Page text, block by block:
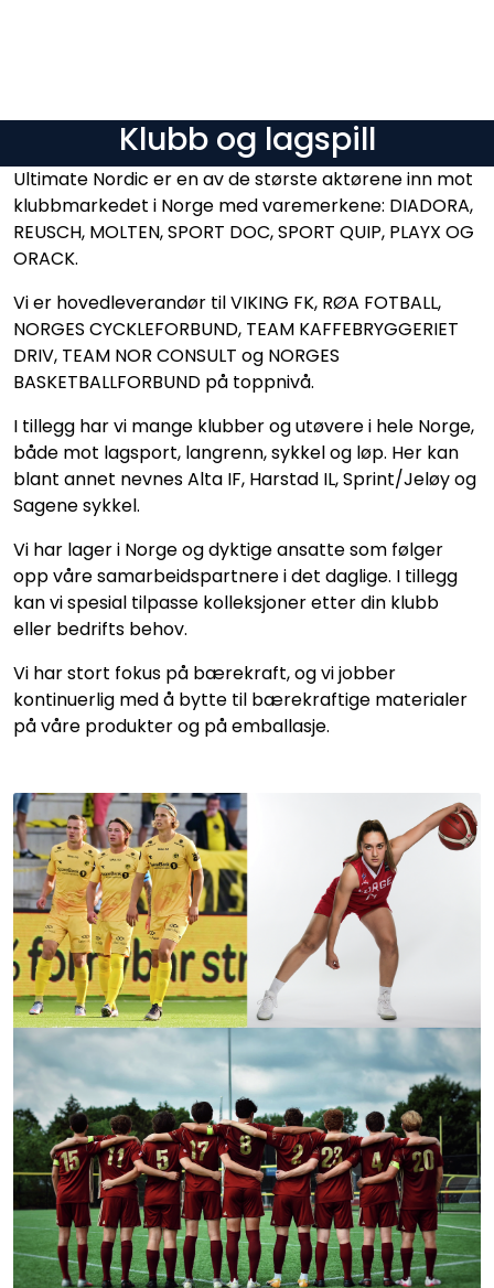
Klubb og lagspill
Ultimate Nordic er en av de største aktørene inn mot
klubbmarkedet i Norge med varemerkene: DIADORA,
REUSCH, MOLTEN, SPORT DOC, SPORT QUIP, PLAYX OG
ORACK.
​Vi er hovedleverandør til VIKING FK, RØA FOTBALL,
NORGES CYCKLEFORBUND, TEAM KAFFEBRYGGERIET
DRIV, TEAM NOR CONSULT og NORGES
BASKETBALLFORBUND på toppnivå.
I tillegg har vi mange klubber og utøvere i hele Norge,
både mot lagsport, langrenn, sykkel og løp. Her kan
blant annet nevnes Alta IF, Harstad IL, Sprint/Jeløy og
Sagene sykkel.
​Vi har lager i Norge og dyktige ansatte som følger
opp våre samarbeidspartnere i det daglige.​ I tillegg
kan vi spesial tilpasse kolleksjoner etter din klubb
eller bedrifts behov.
Vi har stort fokus på bærekraft, og vi jobber
kontinuerlig med å bytte til bærekraftige materialer
på våre produkter og på emballasje.
Nyheter/Info
Mediaportalen